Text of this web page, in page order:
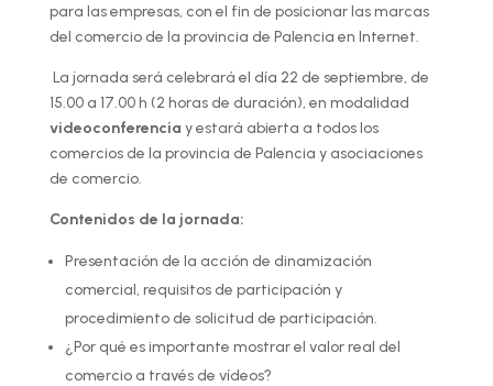
para las empresas, con el fin de posicionar las marcas
del comercio de la provincia de Palencia en Internet.
La jornada será celebrará el día 22 de septiembre, de
15.00 a 17.00 h (2 horas de duración), en modalidad
videoconferencia y estará abierta a todos los
comercios de la provincia de Palencia y asociaciones
de comercio.
Contenidos de la jornada:
Presentación de la acción de dinamización
comercial, requisitos de participación y
procedimiento de solicitud de participación.
¿Por qué es importante mostrar el valor real del
comercio a través de vídeos?